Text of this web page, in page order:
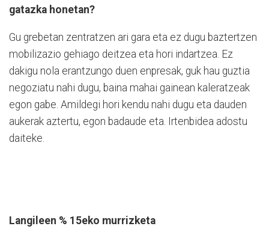
gatazka honetan?
Gu grebetan zentratzen ari gara eta ez dugu baztertzen
mobilizazio gehiago deitzea eta hori indartzea. Ez
dakigu nola erantzungo duen enpresak, guk hau guztia
negoziatu nahi dugu, baina mahai gainean kaleratzeak
egon gabe. Amildegi hori kendu nahi dugu eta dauden
aukerak aztertu, egon badaude eta. Irtenbidea adostu
daiteke.
Langileen % 15eko murrizketa